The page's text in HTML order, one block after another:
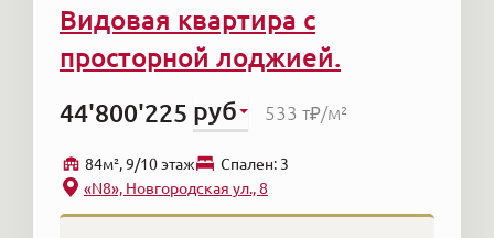
Видовая квартира с
просторной лоджией.
44'800'225 руб 533 т₽/м²
84м², 9/10 этаж
Cпален: 3
«N8», Новгородская ул., 8